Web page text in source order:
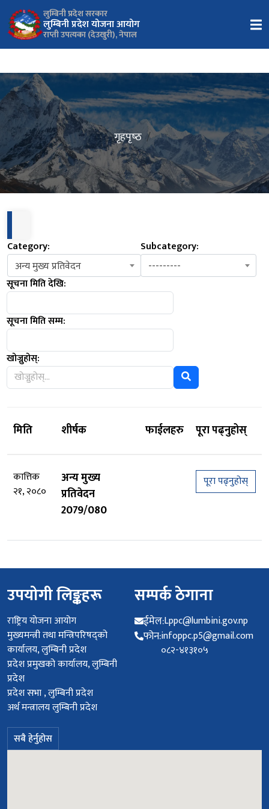
लुम्बिनी प्रदेश सरकार
लुम्बिनी प्रदेश योजना आयोग
राप्ती उपत्यका (देउखुरी), नेपाल
गृहपृष्‍ठ
Category:
अन्य मुख्य प्रतिवेदन
Subcategory:
---------
सूचना मिति देखि:
सूचना मिति सम्म:
खोज्नुहोस्:
मिति शीर्षक फाईलहरु पूरा पढ्नुहोस्
कात्तिक
२१, २०८०
अन्य मुख्य
प्रतिवेदन
2079/080
पूरा पढ्नुहोस्
उपयोगी लिङ्कहरू
राष्ट्रिय योजना आयोग
मुख्यमन्त्री तथा मन्त्रिपरिषद्को
कार्यालय, लुम्बिनी प्रदेश
प्रदेश प्रमुखको कार्यालय, लुम्बिनी
प्रदेश
प्रदेश सभा , लुम्बिनी प्रदेश
अर्थ मन्त्रालय लुम्बिनी प्रदेश
सबै हेर्नुहोस
सम्पर्क ठेगाना
ईमेल:Lppc@lumbini.gov.np
फोन:infoppc.p5@gmail.com
०८२-४१३१०५